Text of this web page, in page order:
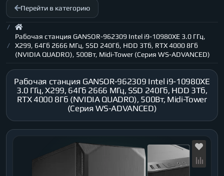
Перейти в категорию
Рабочая станция GANSOR-962309 Intel i9-10980XE 3.0 ГГц,
X299, 64Гб 2666 МГц, SSD 240Гб, HDD 3Тб, RTX 4000 8Гб
(NVIDIA QUADRO), 500Вт, Midi-Tower (Серия WS-ADVANCED)
Рабочая станция GANSOR-962309 Intel i9-10980XE
3.0 ГГц, X299, 64Гб 2666 МГц, SSD 240Гб, HDD 3Тб,
RTX 4000 8Гб (NVIDIA QUADRO), 500Вт, Midi-Tower
(Серия WS-ADVANCED)